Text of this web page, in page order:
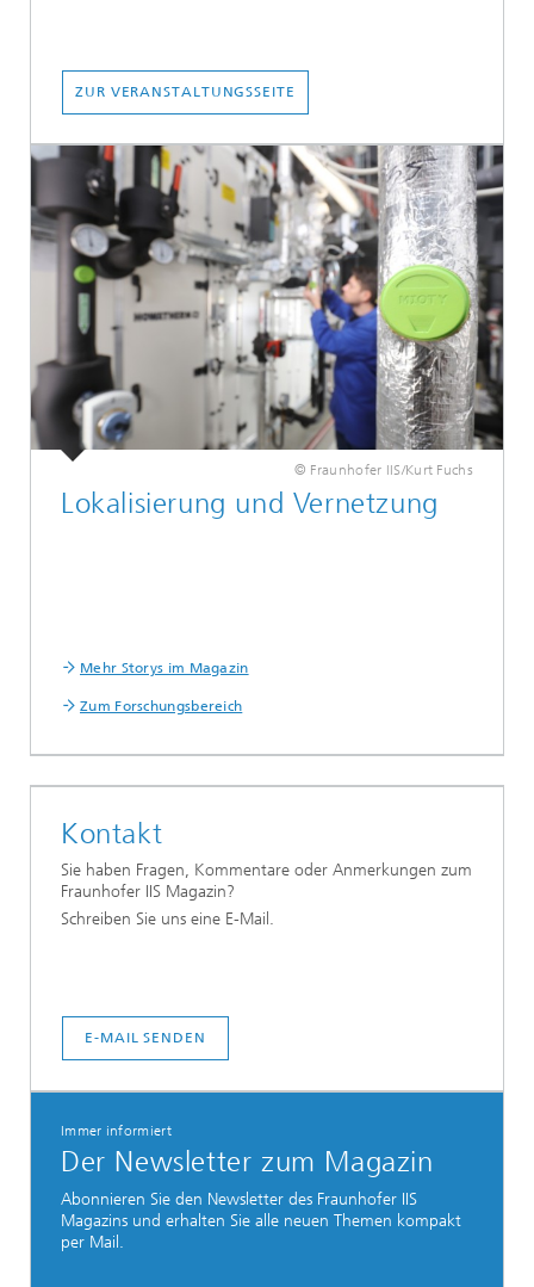
ZUR VERANSTALTUNGSSEITE
© Fraunhofer IIS/Kurt Fuchs
Lokalisierung und Vernetzung
Mehr Storys im Magazin
Zum Forschungsbereich
Kontakt
Sie haben Fragen, Kommentare oder Anmerkungen zum
Fraunhofer IIS Magazin?
Schreiben Sie uns eine E-Mail.
E-MAIL SENDEN
Immer informiert
Der Newsletter zum Magazin
Abonnieren Sie den Newsletter des Fraunhofer IIS
Magazins und erhalten Sie alle neuen Themen kompakt
per Mail.